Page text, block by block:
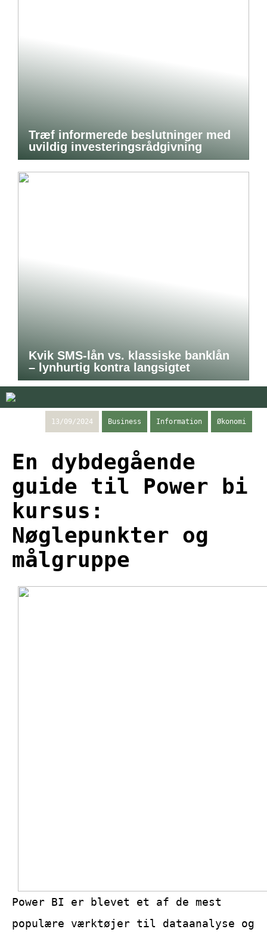
Træf informerede beslutninger med
uvildig investeringsrådgivning
Kvik SMS-lån vs. klassiske banklån
– lynhurtig kontra langsigtet
13/09/2024 Business Information Økonomi
En dybdegående
guide til Power bi
kursus:
Nøglepunkter og
målgruppe
Power BI er blevet et af de mest
populære værktøjer til dataanalyse og